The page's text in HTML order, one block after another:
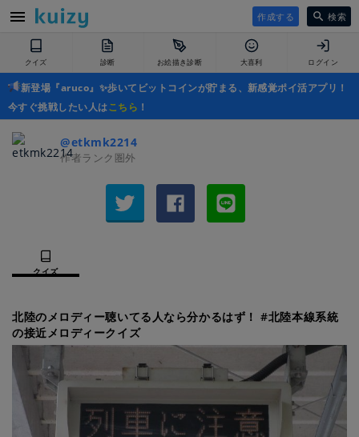
作成する 検索
クイズ 診断 お絵描き診断 大喜利 ログイン
新登場『aruco』✨歩いてビットコインが貯まる、新感覚ポイ活アプリ！
今すぐ挑戦したい人はこちら ！
@etkmk2214
作者ランク圏外
クイズ
北陸のメロディー聴いてる人なら分かるはず！ #北陸本線系統
の接近メロディークイズ